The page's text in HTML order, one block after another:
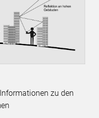
zu den